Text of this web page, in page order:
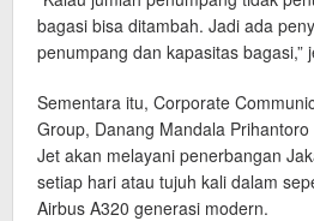
bagasi bisa ditambah. Jadi ada
penumpang dan kapasitas bagasi,”
Sementara itu, Corporate
Group, Danang Mandala
Jet akan melayani penerbangan
setiap hari atau tujuh kali dalam
Airbus A320 generasi modern.